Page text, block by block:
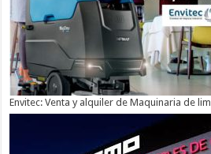
Envitec: Venta y alquiler de Maquinaria de